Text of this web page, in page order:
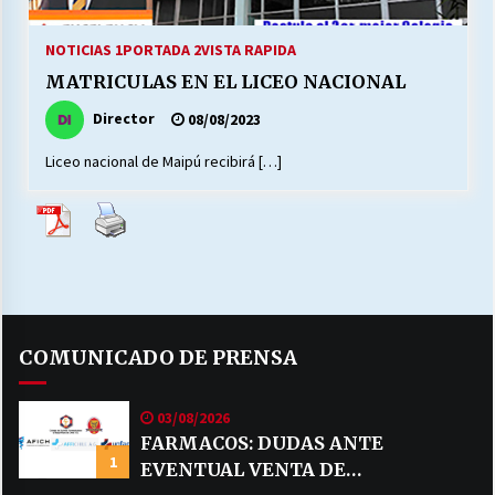
LABORAL:
Escuela hospitalaria El Carmen de Maipu.
VOLVER A SER ALTERNATIVA
MUNICIPALIDADES, HONORARIOS, DESPIDOS
NOTICIAS 1PORTADA 2VISTA RAPIDA
MATRICULAS EN EL LICEO NACIONAL
Director 08/08/2023
Liceo nacional de Maipú recibirá […]
COMUNICADO DE PRENSA
1
03/08/2026
FARMACOS: DUDAS ANTE
EVENTUAL VENTA DE